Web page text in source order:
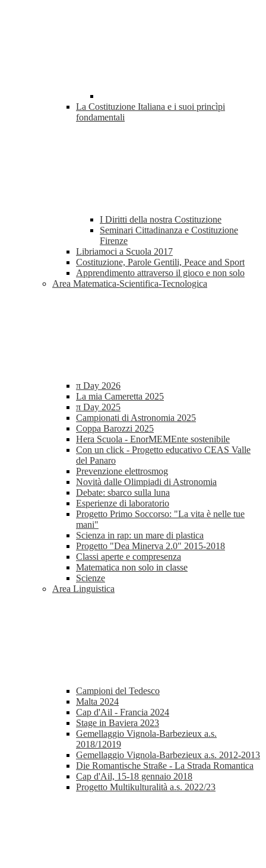
La Costituzione Italiana e i suoi princìpi
fondamentali
I Diritti della nostra Costituzione
Seminari Cittadinanza e Costituzione
Firenze
Libriamoci a Scuola 2017
Costituzione, Parole Gentili, Peace and Sport
Apprendimento attraverso il gioco e non solo
Area Matematica-Scientifica-Tecnologica
π Day 2026
La mia Cameretta 2025
π Day 2025
Campionati di Astronomia 2025
Coppa Barozzi 2025
Hera Scuola - EnorMEMEnte sostenibile
Con un click - Progetto educativo CEAS Valle
del Panaro
Prevenzione elettrosmog
Novità dalle Olimpiadi di Astronomia
Debate: sbarco sulla luna
Esperienze di laboratorio
Progetto Primo Soccorso: "La vita è nelle tue
mani"
Scienza in rap: un mare di plastica
Progetto "Dea Minerva 2.0" 2015-2018
Classi aperte e compresenza
Matematica non solo in classe
Scienze
Area Linguistica
Campioni del Tedesco
Malta 2024
Cap d'Ail - Francia 2024
Stage in Baviera 2023
Gemellaggio Vignola-Barbezieux a.s.
2018/12019
Gemellaggio Vignola-Barbezieux a.s. 2012-2013
Die Romantische Straße - La Strada Romantica
Cap d'Ail, 15-18 gennaio 2018
Progetto Multikulturalità a.s. 2022/23